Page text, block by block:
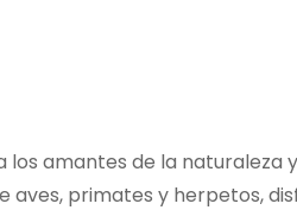
amantes de la naturaleza
primates y herpetos,